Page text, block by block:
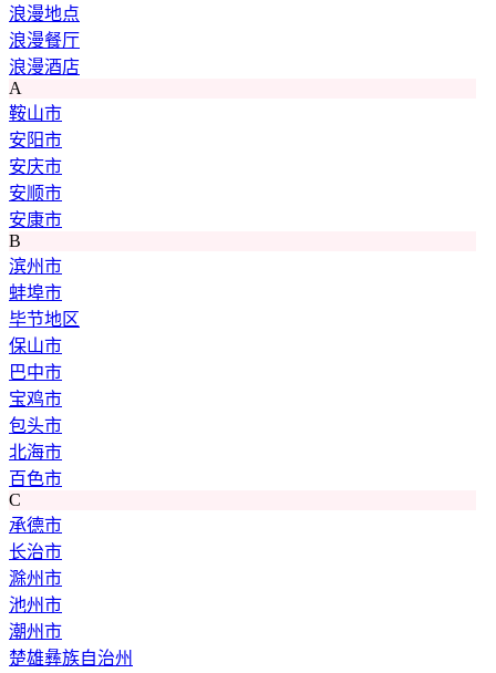
浪漫地点
浪漫餐厅
浪漫酒店
A
鞍山市
安阳市
安庆市
安顺市
安康市
B
滨州市
蚌埠市
毕节地区
保山市
巴中市
宝鸡市
包头市
北海市
百色市
C
承德市
长治市
滁州市
池州市
潮州市
楚雄彝族自治州